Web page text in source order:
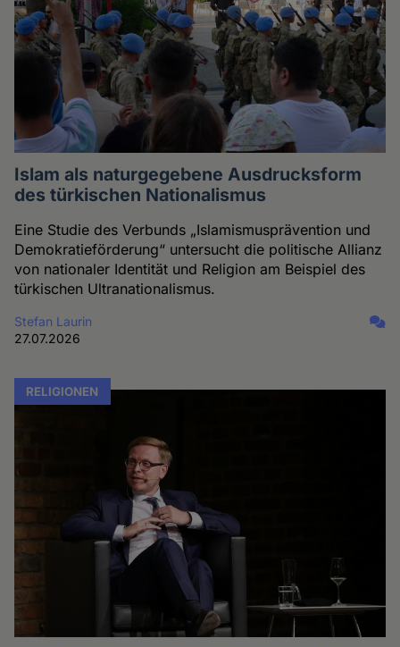
Islam als naturgegebene Ausdrucksform
des türkischen Nationalismus
Eine Studie des Verbunds „Islamismusprävention und
Demokratieförderung“ untersucht die politische Allianz
von nationaler Identität und Religion am Beispiel des
türkischen Ultranationalismus.
Stefan Laurin
27.07.2026
RELIGIONEN